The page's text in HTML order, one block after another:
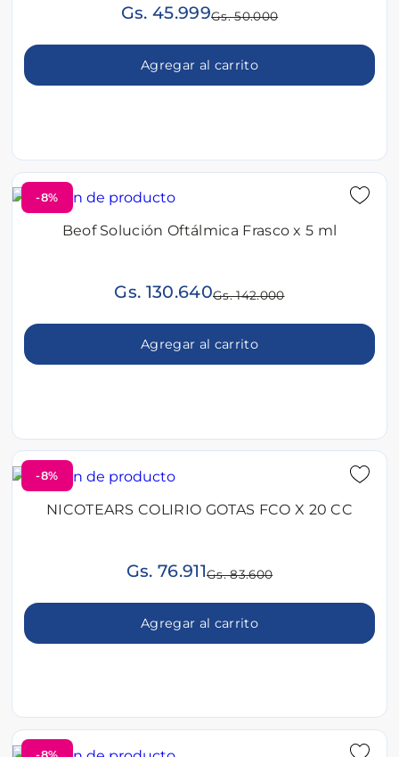
Gs. 45.999Gs. 50.000
Agregar al carrito
-8%
Beof Solución Oftálmica Frasco x 5 ml
Gs. 130.640Gs. 142.000
Agregar al carrito
-8%
NICOTEARS COLIRIO GOTAS FCO X 20 CC
Gs. 76.911Gs. 83.600
Agregar al carrito